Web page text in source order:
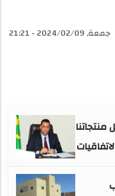
جمعة, 2024/02/09 - 21:21